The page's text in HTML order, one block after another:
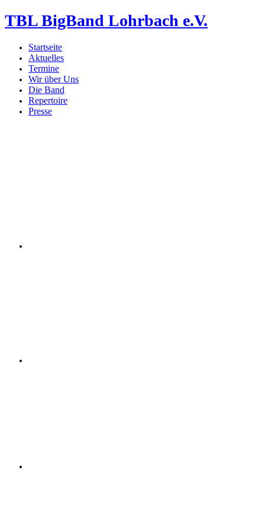
TBL BigBand Lohrbach e.V.
Startseite
Aktuelles
Termine
Wir über Uns
Die Band
Repertoire
Presse